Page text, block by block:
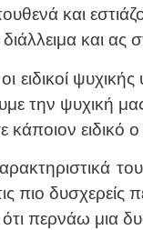
και
και
ειδικοί
την ψυχική
ειδικό
πιο δυσχερείς
περνάω μια